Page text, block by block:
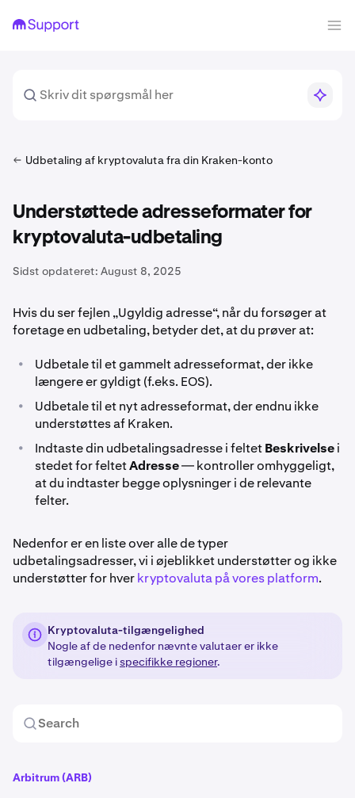
Udbetaling af kryptovaluta fra din Kraken-konto
Understøttede adresseformater for
kryptovaluta-udbetaling
Sidst opdateret: August 8, 2025
Hvis du ser fejlen „Ugyldig adresse“, når du forsøger at
foretage en udbetaling, betyder det, at du prøver at:
•
Udbetale til et gammelt adresseformat, der ikke
længere er gyldigt (f.eks. EOS).
•
Udbetale til et nyt adresseformat, der endnu ikke
understøttes af Kraken.
• Indtaste din udbetalingsadresse i feltetBeskrivelsei
stedet for feltetAdresse— kontroller omhyggeligt,
at du indtaster begge oplysninger i de relevante
felter.
Nedenfor er en liste over alle de typer
udbetalingsadresser, vi i øjeblikket understøtter og ikke
understøtter for hverkryptovaluta på vores platform.
Kryptovaluta-tilgængelighed
Nogle af de nedenfor nævnte valutaer er ikke
tilgængelige ispecifikke regioner.
Arbitrum(ARB)